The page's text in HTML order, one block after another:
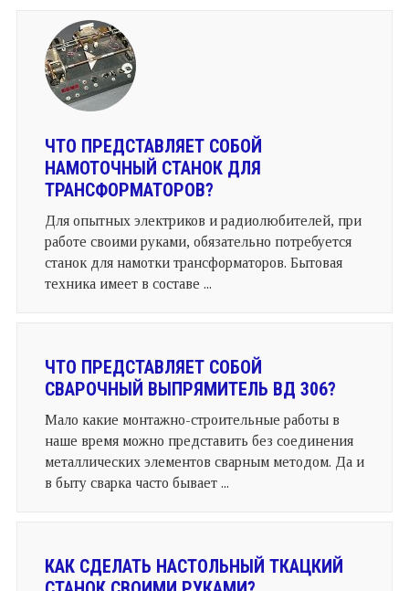
ЧТО ПРЕДСТАВЛЯЕТ СОБОЙ
НАМОТОЧНЫЙ СТАНОК ДЛЯ
ТРАНСФОРМАТОРОВ?
Для опытных электриков и радиолюбителей, при
работе своими руками, обязательно потребуется
станок для намотки трансформаторов. Бытовая
техника имеет в составе ...
ЧТО ПРЕДСТАВЛЯЕТ СОБОЙ
СВАРОЧНЫЙ ВЫПРЯМИТЕЛЬ ВД 306?
Мало какие монтажно-строительные работы в
наше время можно представить без соединения
металлических элементов сварным методом. Да и
в быту сварка часто бывает ...
КАК СДЕЛАТЬ НАСТОЛЬНЫЙ ТКАЦКИЙ